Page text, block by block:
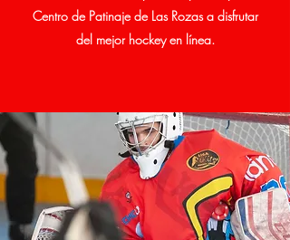
Centro de Patinaje de Las Rozas a disfrutar
del mejor hockey en línea.